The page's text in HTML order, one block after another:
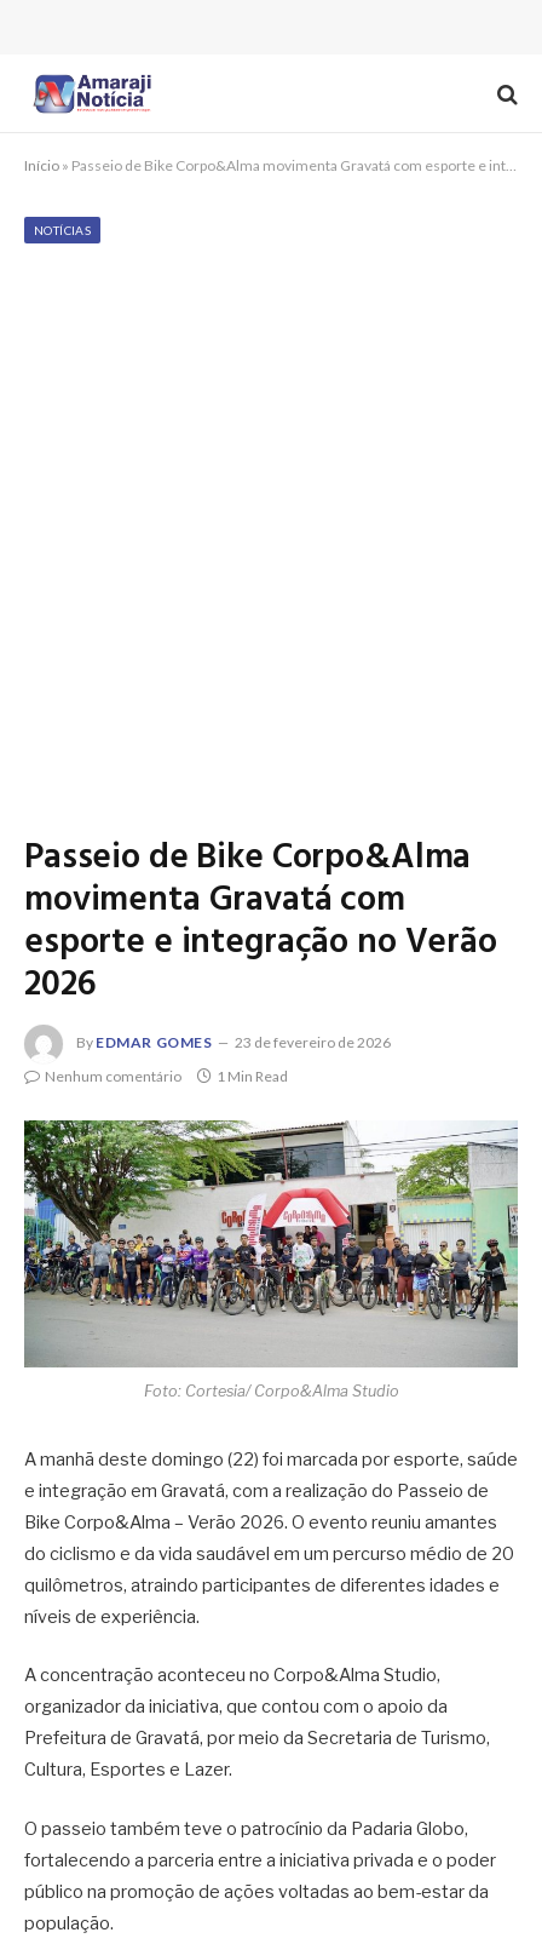
Início » Passeio de Bike Corpo&Alma movimenta Gravatá com esporte e integração no Verão 2026
NOTÍCIAS
Passeio de Bike Corpo&Alma
movimenta Gravatá com
esporte e integração no Verão
2026
By EDMAR GOMES
23 de fevereiro de 2026
Nenhum comentário
1 Min Read
Foto: Cortesia/ Corpo&Alma Studio
A manhã deste domingo (22) foi marcada por esporte, saúde
e integração em Gravatá, com a realização do Passeio de
Bike Corpo&Alma – Verão 2026. O evento reuniu amantes
do ciclismo e da vida saudável em um percurso médio de 20
quilômetros, atraindo participantes de diferentes idades e
níveis de experiência.
A concentração aconteceu no Corpo&Alma Studio,
organizador da iniciativa, que contou com o apoio da
Prefeitura de Gravatá, por meio da Secretaria de Turismo,
Cultura, Esportes e Lazer.
O passeio também teve o patrocínio da Padaria Globo,
fortalecendo a parceria entre a iniciativa privada e o poder
público na promoção de ações voltadas ao bem-estar da
população.